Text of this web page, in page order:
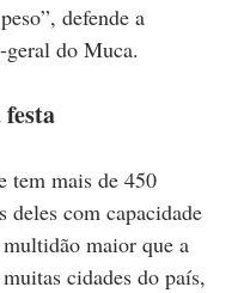
defende a
geral do Muca.
tem mais de 450
deles com capacidade
maior que a
cidades do país,